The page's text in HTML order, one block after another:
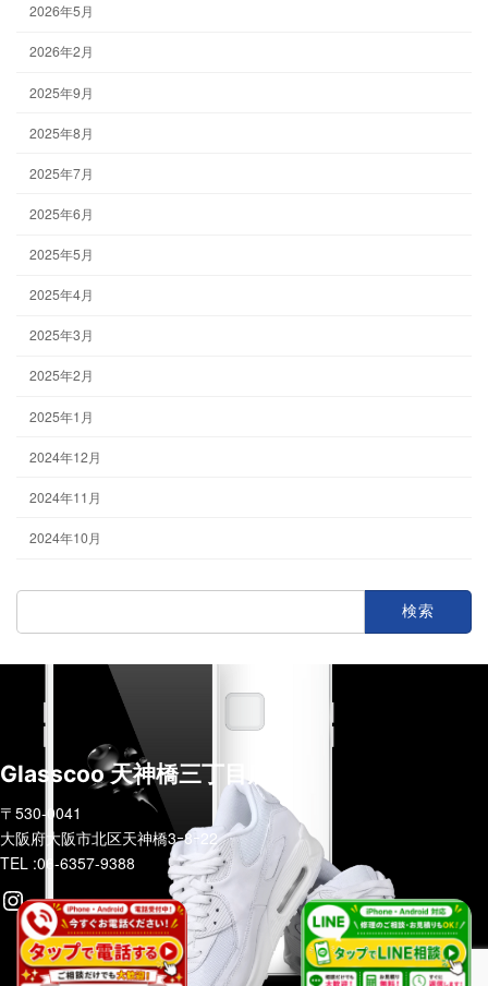
2026年5月
2026年2月
2025年9月
2025年8月
2025年7月
2025年6月
2025年5月
2025年4月
2025年3月
2025年2月
2025年1月
2024年12月
2024年11月
2024年10月
検
Glasscoo 天神橋三丁目店
〒530-0041
大阪府大阪市北区天神橋3ｰ8ｰ22
TEL :06-6357-9388
Instagram